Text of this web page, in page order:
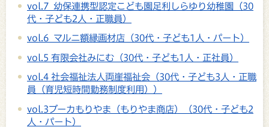
vol.7 幼保連携型認定こども園足利しらゆり幼稚園（30
代・子ども2人・正職員）
vol.6 マルニ額縁画材店（30代・子ども1人・パート）
vol.5 有限会社みにむ（30代・子ども1人・正社員）
vol.4 社会福祉法人両崖福祉会（30代・子ども3人・正職
員（育児短時間勤務制度利用））
vol.3ブーカもりやま（もりやま商店）（30代・子ども2
人・パート）